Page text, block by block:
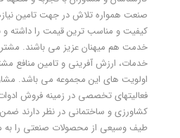
صنعت همواره تلاش در جهت تامین
کیفیت و مناسب ترین قیمت را داشته
خدمت هم میهنان عزیز می باشند.
خدمات، ارزش آفرینی و تامین منافع
اولویت های این مجموعه می باشد.
فعالیتهای تخصصی در زمینه فروش
کشاورزی و ساختمانی در نظر دارند
طیف وسیعی از محصولات صنعتی را به